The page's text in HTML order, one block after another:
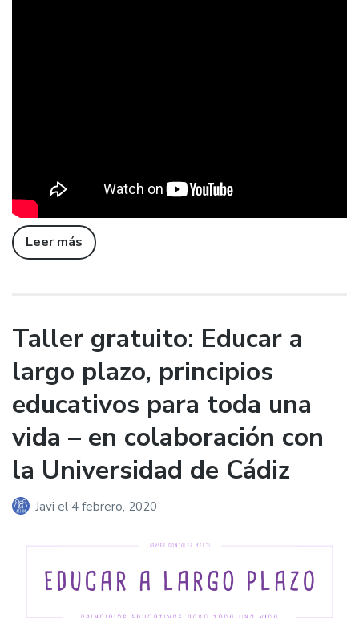
Leer más
Taller gratuito: Educar a
largo plazo, principios
educativos para toda una
vida – en colaboración con
la Universidad de Cádiz
Javi el 4 febrero, 2020